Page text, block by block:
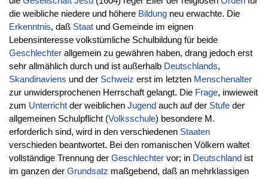
die weibliche niedere und höhere Bildungneu erwachte. Die
Erkenntnis, daß Staatund Gemeinde im eignen
Lebensinteresse volkstümliche Schulbildung für beide
Geschlechterallgemein zu gewähren haben, drang jedoch erst
sehr allmählich durch und ist außerhalb Deutschlands,
Skandinaviens und der Schweiz erst im letzten Menschenalter
zur unwidersprochenen Herrschaft gelangt. Die Frage, inwieweit
zum Unterrichtder weiblichen Jugend auch auf der Stufeder
allgemeinen Schulpflicht (Volksschule) besondere M.
erforderlich sind, wird in den verschiedenen Staaten
verschieden beantwortet. Bei den romanischen Völkern waltet
vollständige Trennung der Geschlechtervor; in Deutschland ist
im ganzen der Grundsatz maßgebend, daß an mehrklassigen